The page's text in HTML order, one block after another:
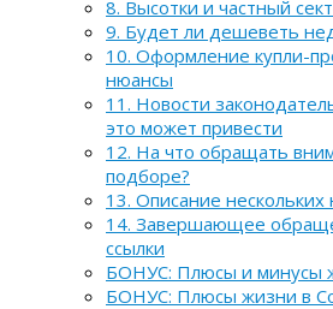
8. Высотки и частный
9. Будет ли дешеветь
10. Оформление купли-
нюансы
11. Новости
это может привести
12. На что обращать
подборе?
13. Описание нескольких
14. Завершающее
ссылки
БОНУС: Плюсы и минусы
БОНУС: Плюсы жизни в